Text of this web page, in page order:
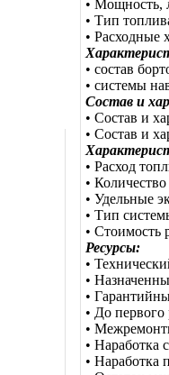
• Мощность,
• Тип
• Расходные
• состав
• системы
Состав и
• Состав и
• Состав и
• Расход
•
• Удельные
• Тип
• Стоимость
Ресурсы:
•
•
•
• До первого
•
• Наработка
• Наработка